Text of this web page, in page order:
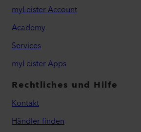
myLeister Account
Academy
Services
myLeister Apps
Rechtliches und Hilfe
Kontakt
Händler finden